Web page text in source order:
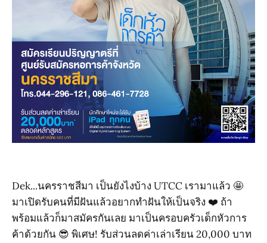
Dek...นครราชสีมา เป็นยังไงบ้าง UTCC เรามาแล้ว 🤩
มาเปิดรับคนที่มีฝันแล้วอยากทำฝันให้เป็นจริง ❤️ ถ้า
พร้อมแล้วก็มาสมัครกันเลย มาเป็นครอบครัวเด็กหัวการ
ค้าด้วยกัน 😎 พิเศษ! รับส่วนลดค่าเล่าเรียน 20,000 บาท